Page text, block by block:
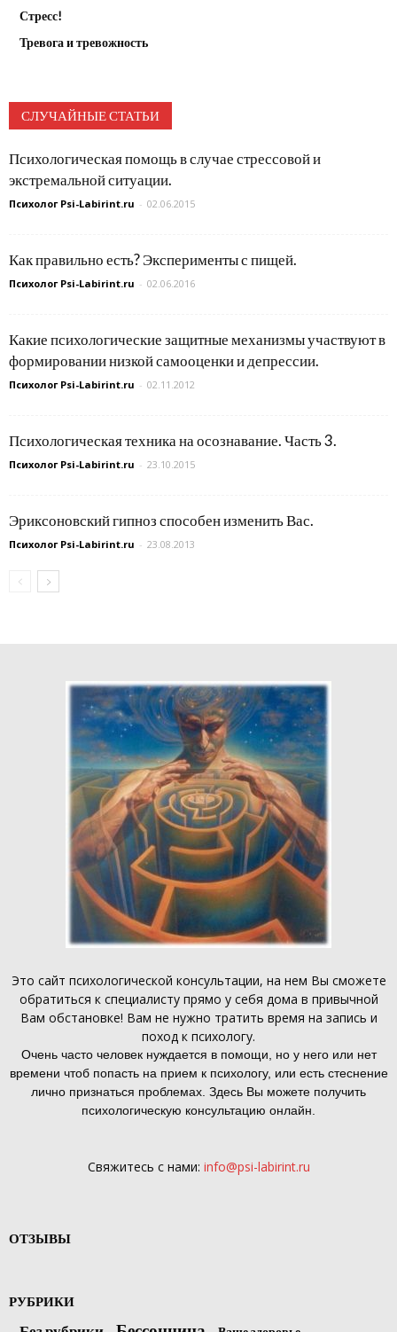
Стресс!
Тревога и тревожность
СЛУЧАЙНЫЕ СТАТЬИ
Психологическая помощь в случае стрессовой и
экстремальной ситуации.
Психолог Psi-Labirint.ru - 02.06.2015
Как правильно есть? Эксперименты с пищей.
Психолог Psi-Labirint.ru - 02.06.2016
Какие психологические защитные механизмы участвуют в
формировании низкой самооценки и депрессии.
Психолог Psi-Labirint.ru - 02.11.2012
Психологическая техника на осознавание. Часть 3.
Психолог Psi-Labirint.ru - 23.10.2015
Эриксоновский гипноз способен изменить Вас.
Психолог Psi-Labirint.ru - 23.08.2013
Это сайт психологической консультации, на нем Вы сможете
обратиться к специалисту прямо у себя дома в привычной
Вам обстановке! Вам не нужно тратить время на запись и
поход к психологу.
Очень часто человек нуждается в помощи, но у него или нет
времени чтоб попасть на прием к психологу, или есть стеснение
лично признаться проблемах. Здесь Вы можете получить
психологическую консультацию онлайн.
Свяжитесь с нами: info@psi-labirint.ru
ОТЗЫВЫ
РУБРИКИ